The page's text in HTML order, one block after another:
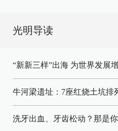
光明导读
“新新三样”出海 为世界发展
牛河梁遗址：7座红烧土坑排
洗牙出血、牙齿松动？那是